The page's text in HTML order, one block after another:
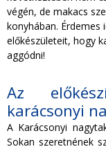
végén, de makacs
konyhában. Érdemes
előkészületeit, hogy
aggódni!
Az
karácsonyi
A Karácsonyi
Sokan szeretnének